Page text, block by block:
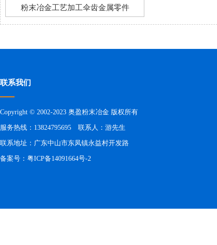
粉末冶金工艺加工伞齿金属零件
联系我们
Copyright © 2002-2023 奥盈粉末冶金 版权所有
服务热线：13824795695 联系人：游先生
联系地址：广东中山市东凤镇永益村开发路
备案号： 粤ICP备14091664号-2